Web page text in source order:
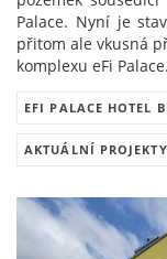
Palace. Nyní je
přitom ale vkusná
komplexu eFi Palace.
EFI PALACE HOTEL
AKTUÁLNÍ PROJEKTY